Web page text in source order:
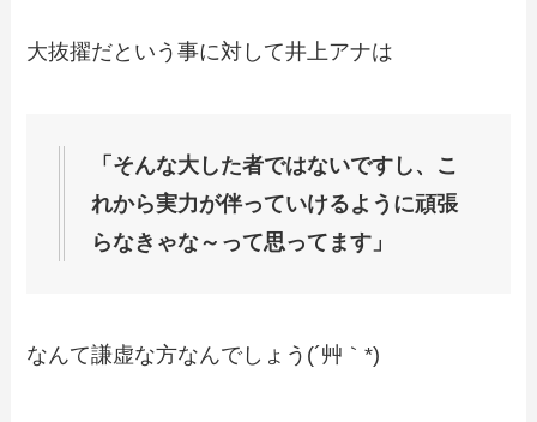
大抜擢だという事に対して井上アナは
「そんな大した者ではないですし、こ
れから実力が伴っていけるように頑張
らなきゃな～って思ってます」
なんて謙虚な方なんでしょう(´艸｀*)